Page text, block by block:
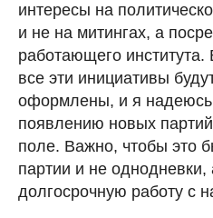
интересы на
и не на митингах, а
работающего
все эти инициативы
оформлены, и я
появлению новых
поле. Важно, чтобы это
партии и не
долгосрочную работу с